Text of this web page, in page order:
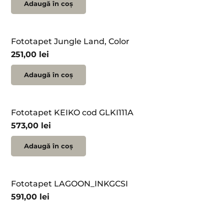
Adaugă în coș
Fototapet Jungle Land, Color
251,00 lei
Adaugă în coș
Fototapet KEIKO cod GLKI111A
573,00 lei
Adaugă în coș
Fototapet LAGOON_INKGCSI
591,00 lei